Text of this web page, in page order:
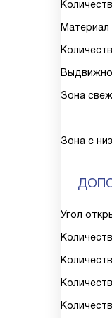
Материал
Зона
Зона с
Угол